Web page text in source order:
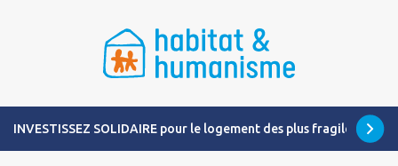
INVESTISSEZ SOLIDAIRE pour le logement des plus fragiles